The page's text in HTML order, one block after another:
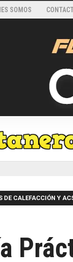
SOMOS
DE CALEFACCIÓN Y